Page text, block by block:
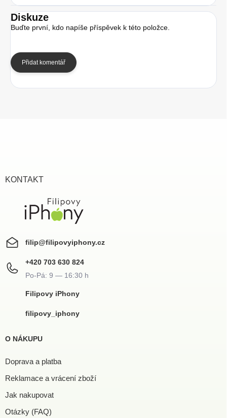
Diskuze
Buďte první, kdo napíše příspěvek k této položce.
Přidat komentář
KONTAKT
filip@filipovyiphony.cz
+420 703 630 824
Filipovy iPhony
filipovy_iphony
O NÁKUPU
Doprava a platba
Reklamace a vrácení zboží
Jak nakupovat
Otázky (FAQ)